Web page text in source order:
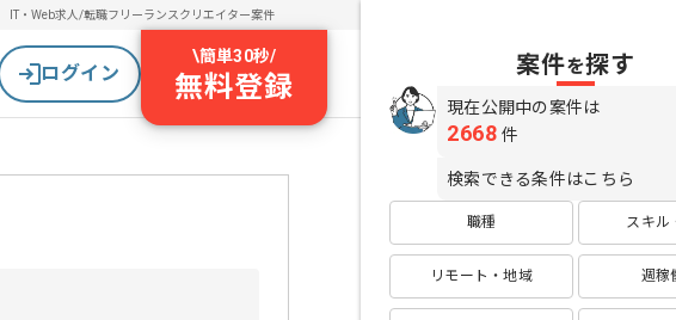
IT・Web求人/転職フリーランスクリエイター案件
ログイン
\簡単30秒/
無料登録
案件を探す
現在公開中の案件は
2668 件
検索できる条件はこちら
職種 スキル
リモート・地域 週稼